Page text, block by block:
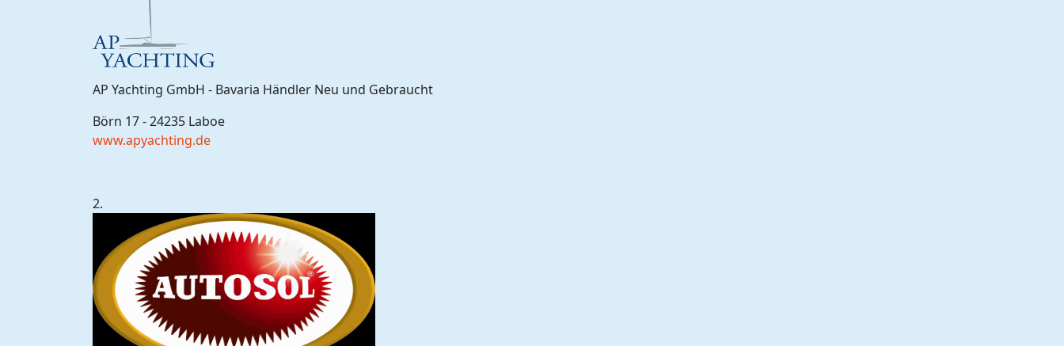
AP Yachting GmbH - Bavaria Händler Neu und Gebraucht
Börn 17 - 24235 Laboe
www.apyachting.de
2.